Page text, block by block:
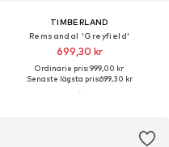
TIMBERLAND
Remsandal 'Greyfield'
699,30 kr
Ordinarie pris: 999,00 kr
Senaste lägsta pris:699,30 kr